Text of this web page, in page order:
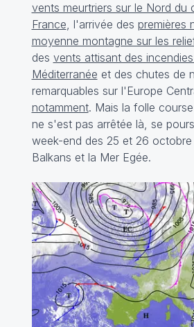
vents meurtriers sur le Nord du
France, l'arrivée des premières
moyenne montagne sur les
des vents attisant des
Méditerranée et des chutes de
remarquables sur l'Europe
notamment. Mais la folle
ne s'est pas arrêtée là, se
week-end des 25 et 26 octobre
Balkans et la Mer Egée.